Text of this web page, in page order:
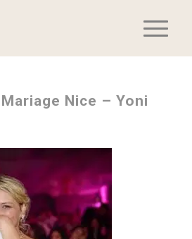
Nice – Yoni